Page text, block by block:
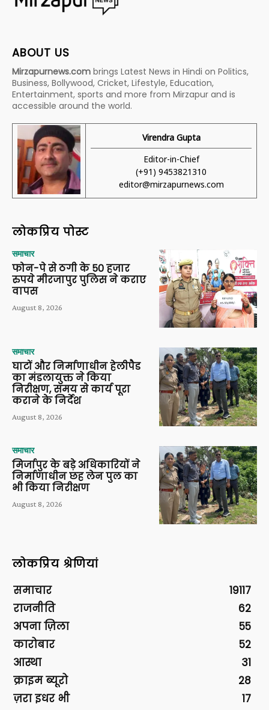
ABOUT US
Mirzapurnews.com brings Latest News in Hindi on Politics,
Business, Bollywood, Cricket, Lifestyle, Education,
Entertainment, sports and more from Mirzapur and is
accessible around the world.
Virendra Gupta
Editor-in-Chief
(+91) 9453821310
editor@mirzapurnews.com
लोकप्रिय पोस्ट
समाचार
फोन-पे से ठगी के 50 हजार
रुपये मीरजापुर पुलिस ने कराए
वापस
August 8, 2026
समाचार
घाटों और निर्माणाधीन हेलीपैड
का मंडलायुक्त ने किया
निरीक्षण, समय से कार्य पूरा
कराने के निर्देश
August 8, 2026
समाचार
मिर्जापुर के बड़े अधिकारियों ने
निर्माणाधीन छह लेन पुल का
भी किया निरीक्षण
August 8, 2026
लोकप्रिय श्रेणियां
समाचार
19117
राजनीति
62
अपना ज़िला
55
कारोबार
52
आस्था
31
क्राइम ब्यूरो
28
ज़रा इधर भी
17